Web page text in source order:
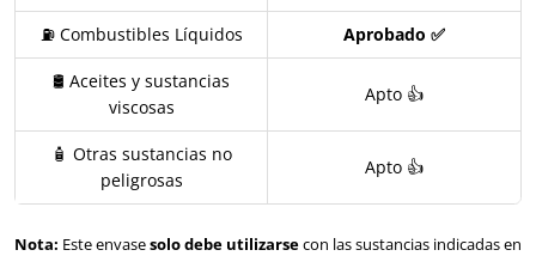
⛽ Combustibles Líquidos Aprobado ✅
🛢️ Aceites y sustancias
viscosas
Apto 👍
🧴 Otras sustancias no
peligrosas
Apto 👍
Nota: Este envasesolo debe utilizarsecon las sustancias indicadas en